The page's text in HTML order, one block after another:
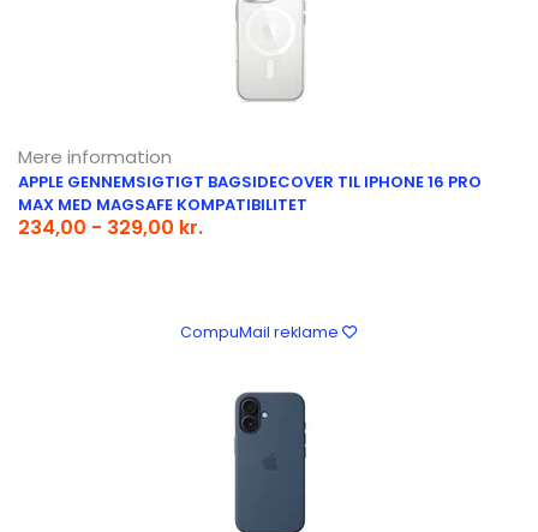
Mere information
APPLE GENNEMSIGTIGT BAGSIDECOVER TIL IPHONE 16 PRO
MAX MED MAGSAFE KOMPATIBILITET
234,00 - 329,00 kr.
CompuMail reklame